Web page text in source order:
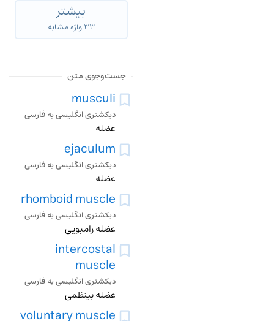
بیشتر
۳۳ واژه مشابه
جست‌وجوی متن
musculi
دیکشنری انگلیسی به فارسی
عضله
ejaculum
دیکشنری انگلیسی به فارسی
عضله
rhomboid muscle
دیکشنری انگلیسی به فارسی
عضله رامبویی
intercostal
muscle
دیکشنری انگلیسی به فارسی
عضله بینظمی
voluntary muscle